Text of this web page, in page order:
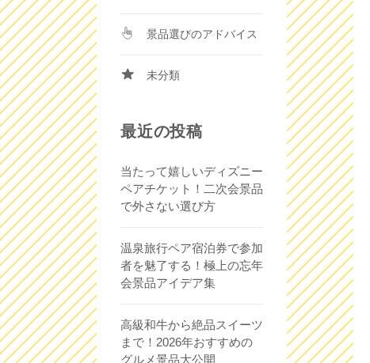
景品選びのアドバイス
未分類
最近の投稿
当たって嬉しいディズニー
ペアチケット！二次会景品
で外さない選び方
温泉旅行ペア宿泊券で参加
者を魅了する！極上の忘年
会景品アイデア集
高級和牛から絶品スイーツ
まで！2026年おすすめの
グルメ景品大公開